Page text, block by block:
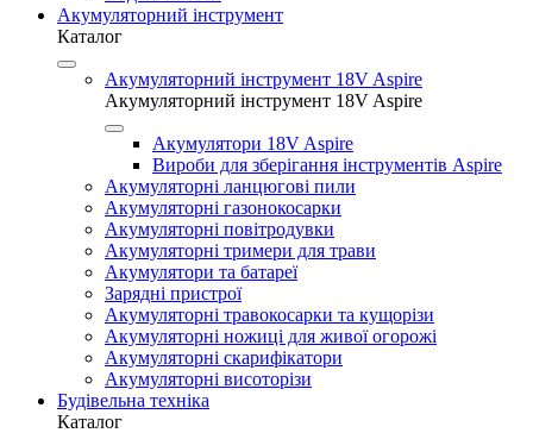
Акумуляторний інструмент
Каталог
Акумуляторний інструмент 18V Aspire
Акумуляторний інструмент 18V Aspire
Акумулятори 18V Aspire
Вироби для зберігання інструментів Aspire
Акумуляторні ланцюгові пили
Акумуляторні газонокосарки
Акумуляторні повітродувки
Акумуляторні тримери для трави
Акумулятори та батареї
Зарядні пристрої
Акумуляторні травокосарки та кущорізи
Акумуляторні ножиці для живої огорожі
Акумуляторні скарифікатори
Акумуляторні висоторізи
Будівельна техніка
Каталог